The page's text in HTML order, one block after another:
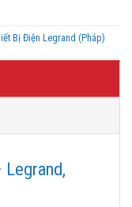
Bị Điện Legrand (Pháp)